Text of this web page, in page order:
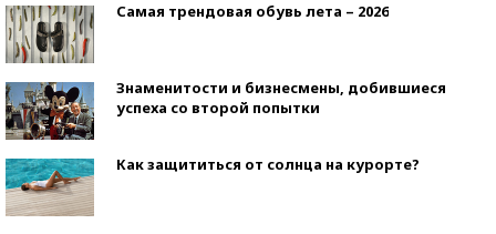
Самая трендовая обувь лета – 2026
Знаменитости и бизнесмены, добившиеся
успеха со второй попытки
Как защититься от солнца на курорте?